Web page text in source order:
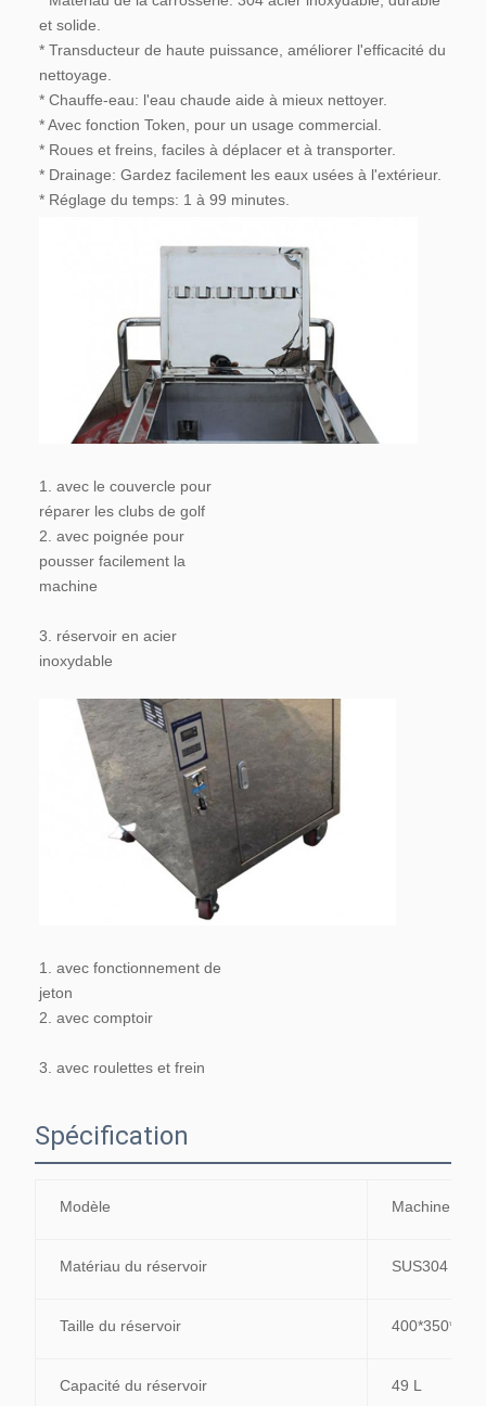
et solide.
* Transducteur de haute puissance, améliorer l'efficacité du
nettoyage.
* Chauffe-eau: l'eau chaude aide à mieux nettoyer.
* Avec fonction Token, pour un usage commercial.
* Roues et freins, faciles à déplacer et à transporter.
* Drainage: Gardez facilement les eaux usées à l'extérieur.
* Réglage du temps: 1 à 99 minutes.
1. avec le couvercle pour
réparer les clubs de golf
2. avec poignée pour
pousser facilement la
machine
3. réservoir en acier
inoxydable
1. avec fonctionnement de
jeton
2. avec comptoir
3. avec roulettes et frein
Spécification
Modèle Machine de
Matériau du réservoir SUS304
Taille du réservoir 400*350*350
Capacité du réservoir 49 L